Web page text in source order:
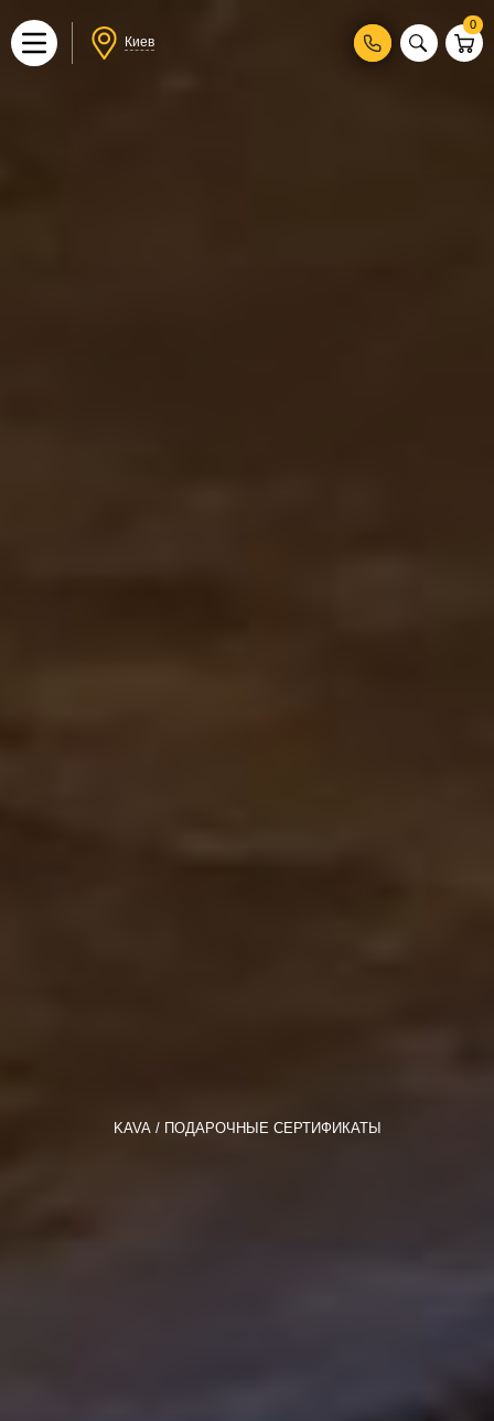
Киев
0
KAVA ПОДАРОЧНЫЕ СЕРТИФИКАТЫ